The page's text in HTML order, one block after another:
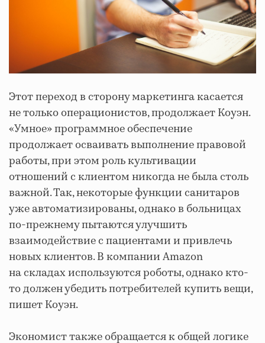
Этот переход в сторону маркетинга касается
не только операционистов, продолжает Коуэн.
«Умное» программное обеспечение
продолжает осваивать выполнение правовой
работы, при этом роль культивации
отношений с клиентом никогда не была столь
важной. Так, некоторые функции санитаров
уже автоматизированы, однако в больницах
по-прежнему пытаются улучшить
взаимодействие с пациентами и привлечь
новых клиентов. В компании Amazon
на складах используются роботы, однако кто-
то должен убедить потребителей купить вещи,
пишет Коуэн.
Экономист также обращается к общей логике